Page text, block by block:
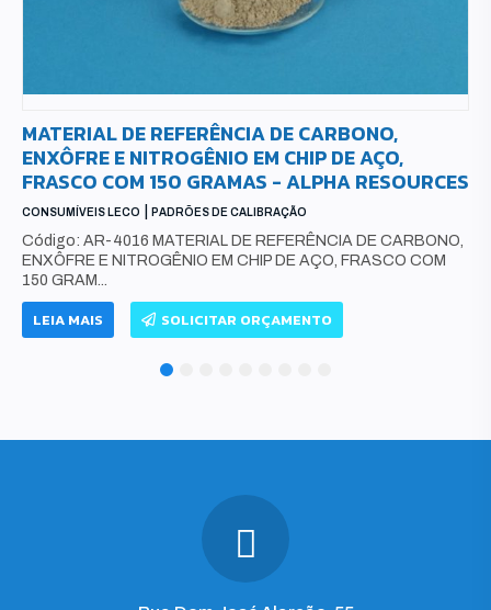
MATERIAL DE REFERÊNCIA DE CARBONO,
ENXÔFRE E NITROGÊNIO EM CHIP DE AÇO,
FRASCO COM 150 GRAMAS - ALPHA RESOURCES
CONSUMÍVEIS LECO PADRÕES DE CALIBRAÇÃO
Código: AR-4016 MATERIAL DE REFERÊNCIA DE CARBONO,
ENXÔFRE E NITROGÊNIO EM CHIP DE AÇO, FRASCO COM
150 GRAM...
LEIA MAIS SOLICITAR ORÇAMENTO
4